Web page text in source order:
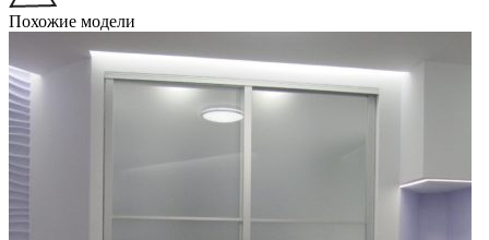
Похожие модели